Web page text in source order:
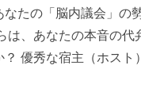
たの「脳内議会」の
、あなたの本音の代
優秀な宿主（ホスト